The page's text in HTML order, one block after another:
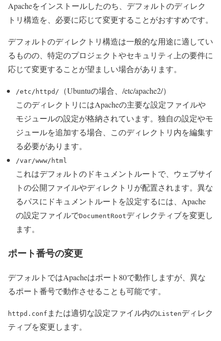
Apacheをインストールしたのち、デフォルトのディレク
トリ構造を、必要に応じて変更することがおすすめです。
デフォルトのディレクトリ構造は一般的な用途に適してい
るものの、特定のプロジェクトやセキュリティ上の要件に
応じて変更することが望ましい場合があります。
/etc/httpd/
（Ubuntuの場合、/etc/apache2/）
このディレクトリにはApacheの主要な設定ファイルや
モジュールの設定が格納されています。独自の設定やモ
ジュールを追加する場合、このディレクトリ内を編集す
る必要があります。
/var/www/html
これはデフォルトのドキュメントルートで、ウェブサイ
トの公開ファイルやディレクトリが配置されます。異な
るパスにドキュメントルートを設定するには、Apache
の設定ファイルでDocumentRootディレクティブを変更し
ます。
ポート番号の変更
デフォルトではApacheはポート80で動作しますが、異な
るポート番号で動作させることも可能です。
httpd.conf または適切な設定ファイル内のListenディレク
ティブを変更します。